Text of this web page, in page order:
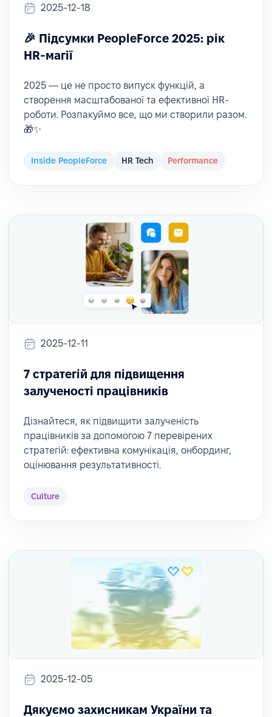
2025-12-18
🎉 Підсумки PeopleForce 2025: рік
HR-магії
2025 — це не просто випуск функцій, а
створення масштабованої та ефективної HR-
роботи. Розпакуймо все, що ми створили разом.
🎁✨
Inside PeopleForce HR Tech Performance
2025-12-11
7 стратегій для підвищення
залученості працівників
Дізнайтеся, як підвищити залученість
працівників за допомогою 7 перевірених
стратегій: ефективна комунікація, онбординг,
оцінювання результативності.
Culture
2025-12-05
Дякуємо захисникам України та